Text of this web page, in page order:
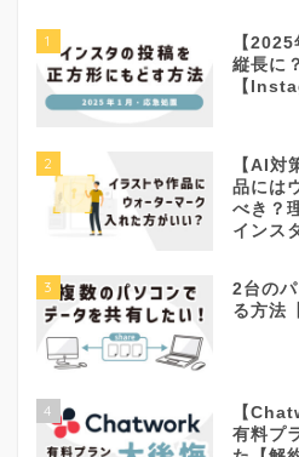
1
【
縦長に
【
2
【AI対
品には
べき？
インス
3
2台の
る方法
4
【
有料プ